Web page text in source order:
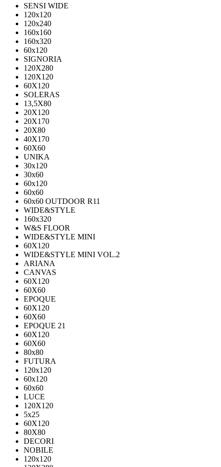
SENSI WIDE
120x120
120x240
160x160
160x320
60x120
SIGNORIA
120X280
120Х120
60X120
SOLERAS
13,5Х80
20Х120
20Х170
20Х80
40Х170
60Х60
UNIKA
30х120
30х60
60х120
60х60
60х60 OUTDOOR R11
WIDE&STYLE
160x320
W&S FLOOR
WIDE&STYLE MINI
60X120
WIDE&STYLE MINI VOL.2
ARIANA
CANVAS
60Х120
60Х60
EPOQUE
60X120
60X60
EPOQUE 21
60X120
60X60
80х80
FUTURA
120х120
60х120
60х60
LUCE
120X120
5x25
60X120
80X80
DECORI
NOBILE
120x120